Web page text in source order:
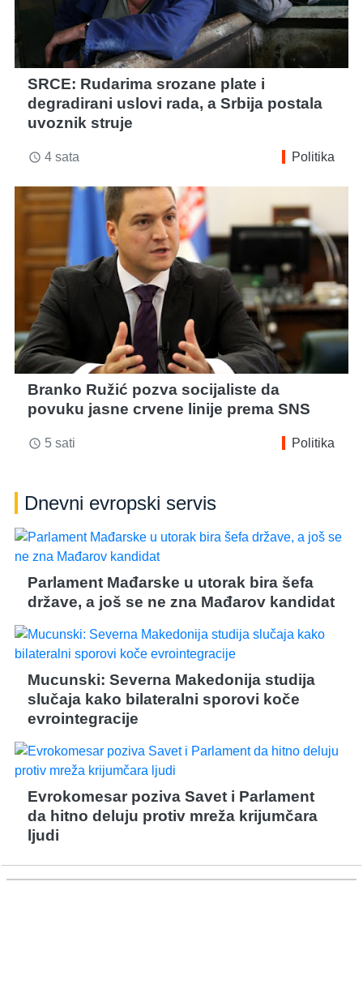
SRCE: Rudarima srozane plate i
degradirani uslovi rada, a Srbija postala
uvoznik struje
access_time 4 sata Politika
Branko Ružić pozva socijaliste da
povuku jasne crvene linije prema SNS
access_time 5 sati Politika
Dnevni evropski servis
Parlament Mađarske u utorak bira šefa
države, a još se ne zna Mađarov kandidat
Mucunski: Severna Makedonija studija
slučaja kako bilateralni sporovi koče
evrointegracije
Evrokomesar poziva Savet i Parlament
da hitno deluju protiv mreža krijumčara
ljudi